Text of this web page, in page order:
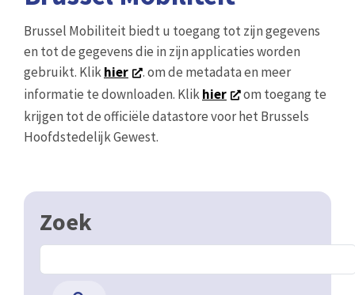
Brussel Mobiliteit biedt u toegang tot zijn gegevens
en tot de gegevens die in zijn applicaties worden
gebruikt. Klikhier
. om de metadata en meer
informatie te downloaden. Klikhier
om toegang te
krijgen tot de officiële datastore voor het Brussels
Hoofdstedelijk Gewest.
Zoek